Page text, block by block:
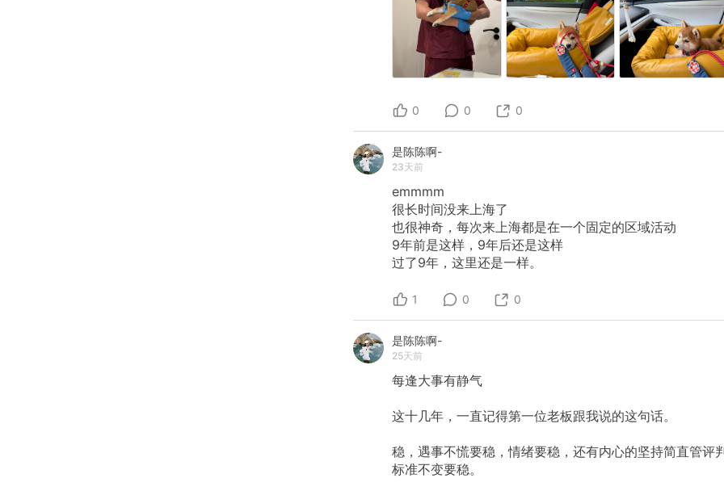
0 0 0
是陈陈啊-
23天前
emmmm
很长时间没来上海了
也很神奇，每次来上海都是在一个固定的区域活动
9年前是这样，9年后还是这样
过了9年，这里还是一样。
1 0 0
是陈陈啊-
25天前
每逢大事有静气
这十几年，一直记得第一位老板跟我说的这句话。
稳，遇事不慌要稳，情绪要稳，还有内心的坚持简直管评
标准不变要稳。